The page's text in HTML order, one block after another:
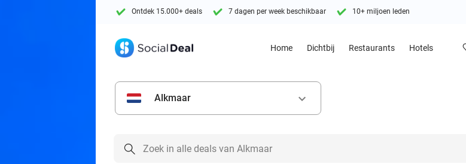
Ontdek 15.000+ deals 7 dagen per week beschikbaar 10+ miljoen leden
Home Dichtbij Restaurants Hotels
Alkmaar keyboard_arrow_down